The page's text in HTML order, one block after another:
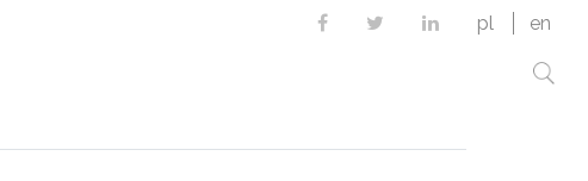
FacebookTwitterLinkedin
pl en